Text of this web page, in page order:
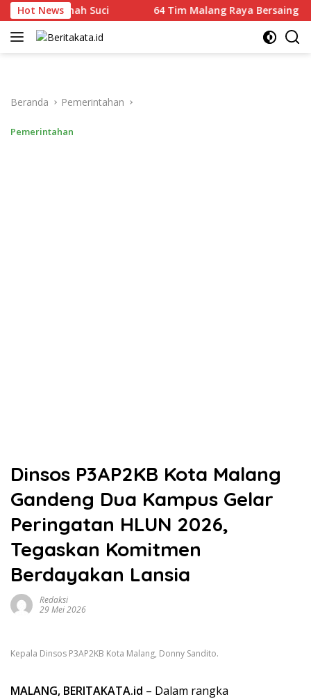
Langsung
ke
konten
Hot News
di Tanah Suci 64 Tim Malang Raya Bersaing Adu
Beranda Pemerintahan
Pemerintahan
Dinsos P3AP2KB Kota Malang
Gandeng Dua Kampus Gelar
Peringatan HLUN 2026,
Tegaskan Komitmen
Berdayakan Lansia
Redaksi
29 Mei 2026
Kepala Dinsos P3AP2KB Kota Malang, Donny Sandito.
MALANG, BERITAKATA.id – Dalam rangka